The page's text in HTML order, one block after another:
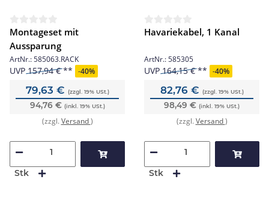
Montageset mit
Aussparung
ArtNr.: 585063.RACK
UVP157,94 € -40%
79,63 € (zzgl. 19% USt.)
94,76 € (inkl. 19% USt.)
(zzgl.Versand)
Stk
Havariekabel, 1 Kanal
ArtNr.: 585305
UVP164,15 € -40%
82,76 € (zzgl. 19% USt.)
98,49 € (inkl. 19% USt.)
(zzgl.Versand)
Stk